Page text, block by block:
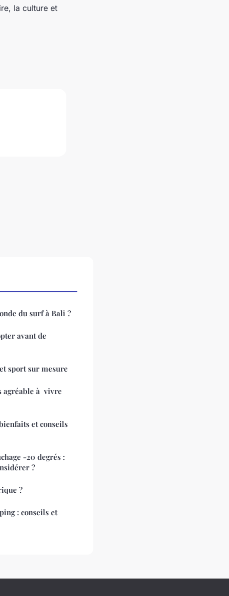
la culture et
du surf à Bali ?
avant de
sport sur mesure
agréable à vivre
et conseils
-20 degrés :
?
?
: conseils et